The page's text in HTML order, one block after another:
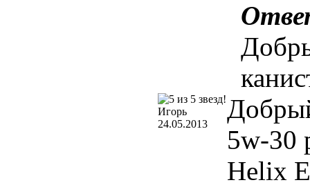
Игорь
24.05.2013
5w-30
Helix